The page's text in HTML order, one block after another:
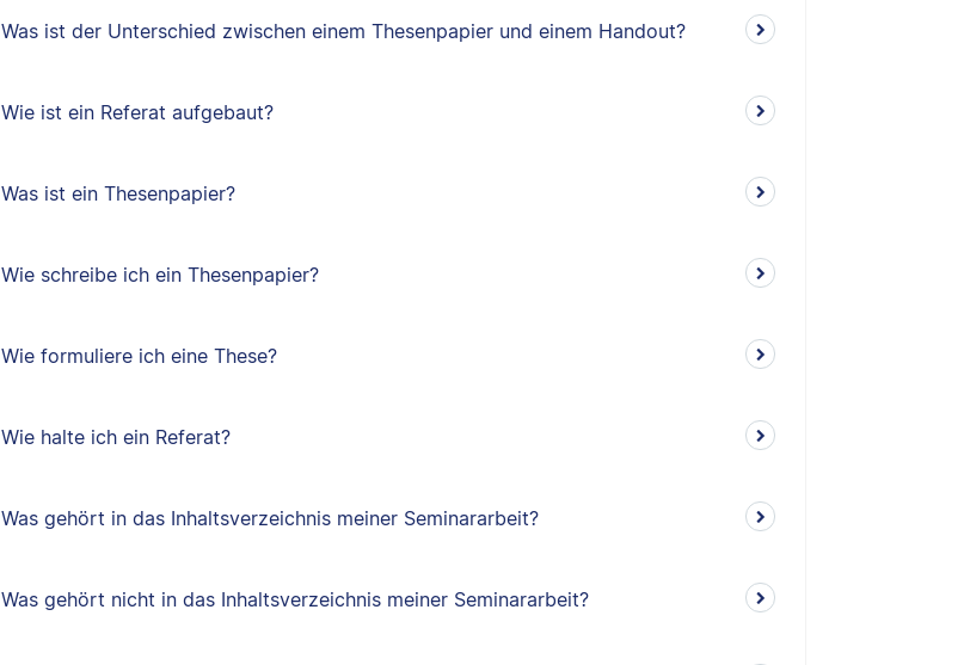
Was ist der Unterschied zwischen einem Thesenpapier und einem Handout?
Wie ist ein Referat aufgebaut?
Was ist ein Thesenpapier?
Wie schreibe ich ein Thesenpapier?
Wie formuliere ich eine These?
Wie halte ich ein Referat?
Was gehört in das Inhaltsverzeichnis meiner Seminararbeit?
Was gehört nicht in das Inhaltsverzeichnis meiner Seminararbeit?